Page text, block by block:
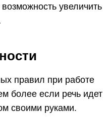
увеличить
правил при работе
более если речь идет
своими руками.